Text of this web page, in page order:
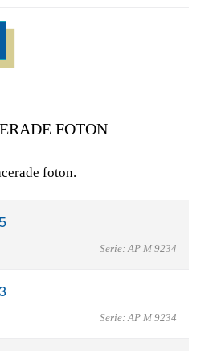
FOTON
foton.
Serie: AP M 9234
Serie: AP M 9234